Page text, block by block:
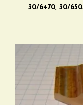
30/6470, 30/